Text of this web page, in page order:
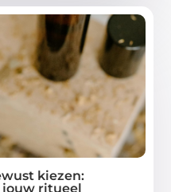
kiezen:
jouw ritueel